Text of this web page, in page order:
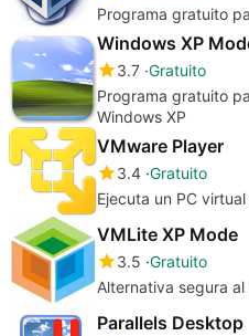
Programa gratuito
Windows XP
3.7 Gratuito
Programa gratuito
Windows XP
VMware Player
3.4 Gratuito
Ejecuta un PC
VMLite XP Mode
3.5 Gratuito
Alternativa segura
Parallels Desktop